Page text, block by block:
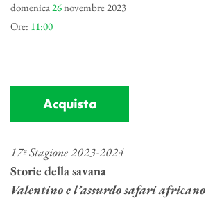
domenica26novembre 2023
Ore: 11:00
Acquista
17ª Stagione 2023-2024
Storie della savana
Valentino e l’assurdo safari africano